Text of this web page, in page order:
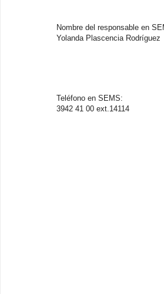
Nombre del responsable en
Yolanda Plascencia Rodríguez
Teléfono en SEMS:
3942 41 00 ext.14114